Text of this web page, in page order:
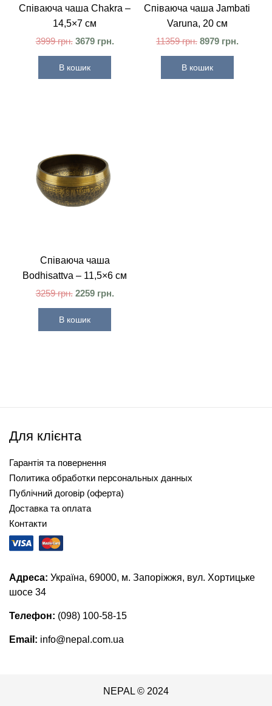
Співаюча чаша Chakra –
14,5×7 см
3999грн. 3679 грн.
В кошик
Співаюча чаша Jambati
Varuna, 20 см
11359грн. 8979 грн.
В кошик
Співаюча чаша
Bodhisattva – 11,5×6 см
3259грн. 2259 грн.
В кошик
Для клієнта
Гарантія та повернення
Политика обработки персональных данных
Публічний договір (оферта)
Доставка та оплата
Контакти
Адреса: Україна, 69000, м. Запоріжжя, вул. Хортицьке
шосе 34
Телефон: (098) 100-58-15
Email: info@nepal.com.ua
NEPAL © 2024